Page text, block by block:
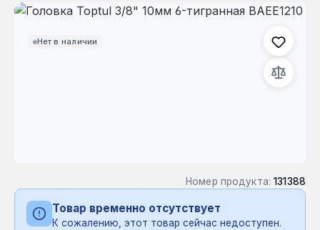
Нет в наличии
Пропустить галерею изображений
Номер продукта: 131388
Товар временно отсутствует
К сожалению, этот товар сейчас недоступен.